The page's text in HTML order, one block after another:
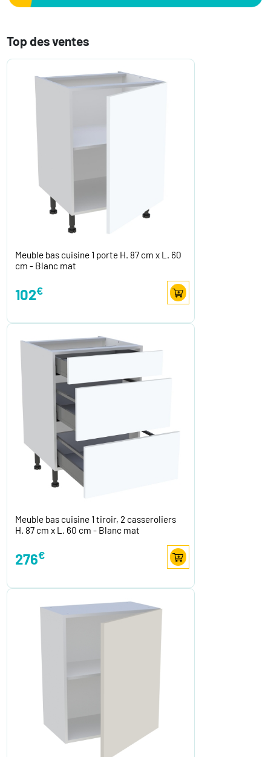
Top des ventes
Meuble bas cuisine 1 porte H. 87 cm x L. 60
cm - Blanc mat
102€
Meuble bas cuisine 1 tiroir, 2 casseroliers
H. 87 cm x L. 60 cm - Blanc mat
276€